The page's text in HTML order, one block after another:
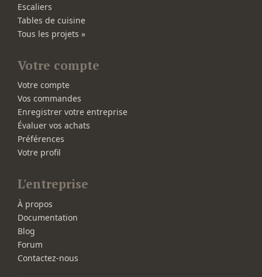
Escaliers
Tables de cuisine
Tous les projets »
Votre compte
Votre compte
Vos commandes
Enregistrer votre entreprise
Évaluer vos achats
Préférences
Votre profil
L'entreprise
À propos
Documentation
Blog
Forum
Contactez-nous